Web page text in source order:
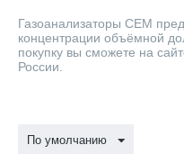
Газоанализаторы CEM
концентрации объёмной
покупку вы сможете на
России.
По умолчанию